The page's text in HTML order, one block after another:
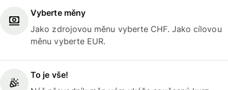
Vyberte měny
Jako zdrojovou měnu vyberte CHF. Jako cílovou
měnu vyberte EUR.
To je vše!